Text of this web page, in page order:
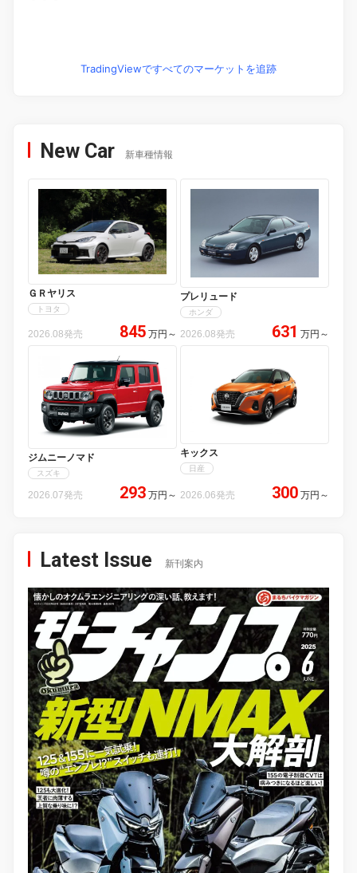
TradingViewですべてのマーケットを追跡
New Car 新車種情報
ＧＲヤリス
トヨタ
2026.08発売 845 万円 ～
プレリュード
ホンダ
2026.08発売 631 万円 ～
ジムニーノマド
スズキ
2026.07発売 293 万円 ～
キックス
日産
2026.06発売 300 万円 ～
Latest Issue 新刊案内